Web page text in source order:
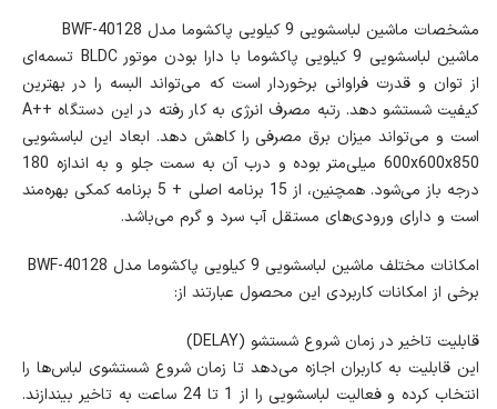
مشخصات ماشین لباسشویی 9 کیلویی پاکشوما مدل BWF-40128
ماشین لباسشویی 9 کیلویی پاکشوما با دارا بودن موتور BLDC تسمه‌ای
از توان و قدرت فراوانی برخوردار است که می‌تواند البسه را در بهترین
کیفیت شستشو دهد. رتبه مصرف انرژی به کار رفته در این دستگاه ++A
است و می‌تواند میزان برق مصرفی را کاهش دهد. ابعاد این لباسشویی
600x600x850 میلی‌متر بوده و درب آن به سمت جلو و به اندازه 180
درجه باز می‌شود. همچنین، از 15 برنامه اصلی + 5 برنامه کمکی بهره‌مند
است و دارای ورودی‌های مستقل آب سرد و گرم می‌باشد.
امکانات مختلف ماشین لباسشویی 9 کیلویی پاکشوما مدل BWF-40128
برخی از امکانات کاربردی این محصول عبارتند از:
قابلیت تاخیر در زمان شروع شستشو (DELAY)
این قابلیت به کاربران اجازه می‌دهد تا زمان شروع شستشوی لباس‌ها را
انتخاب کرده و فعالیت لباسشویی را از 1 تا 24 ساعت به تاخیر بیندازند.